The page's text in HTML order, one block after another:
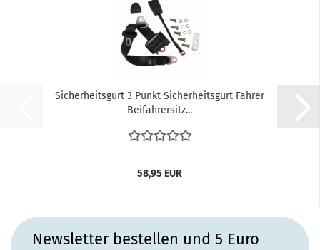
Sicherheitsgurt 3 Punkt Sicherheitsgurt Fahrer
Beifahrersitz...
58,95 EUR
Newsletter bestellen und 5 Euro